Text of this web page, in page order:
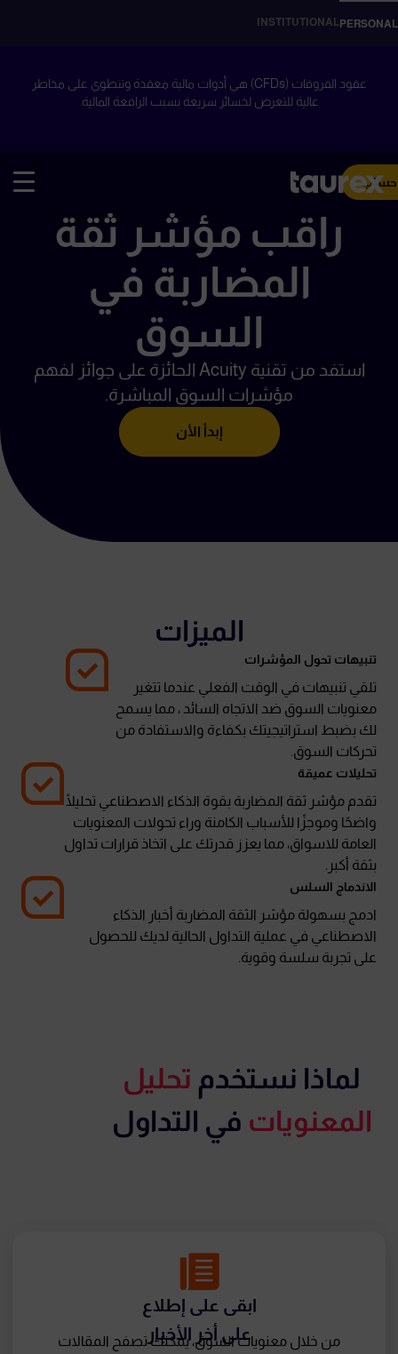
PERSONAL
INSTITUTIONAL
عقود الفروقات (CFDs) هي أدوات مالية معقدة وتنطوي على مخاطر
عالية للتعرض لخسائر سريعة بسبب الرافعة المالية.
حساب
راقب مؤشر ثقة
المضاربة في
السوق
استفد من تقنية Acuity الحائزة على جوائز لفهم
مؤشرات السوق المباشرة.
إبدأ الأن
الميزات
تنبيهات تحول المؤشرات
تلقي تنبيهات في الوقت الفعلي عندما تتغير
معنويات السوق ضد الاتجاه السائد ، مما يسمح
لك بضبط استراتيجيتك بكفاءة والاستفادة من
تحركات السوق.
تحليلات عميقة
تقدم مؤشر ثقة المضاربة بقوة الذكاء الاصطناعي تحليلًا
واضحًا وموجزًا ​​للأسباب الكامنة وراء تحولات المعنويات
العامة للاسواق، مما يعزز قدرتك على اتخاذ قرارات تداول
بثقة أكبر.
الاندماج السلس
ادمج بسهولة مؤشر الثقة المضاربة أخبار الذكاء
الاصطناعي في عملية التداول الحالية لديك للحصول
على تجربة سلسة وقوية.
لماذا نستخدم تحليل
المعنويات​ في التداول
ابقى على إطلاع
على أخر الأخبار
من خلال معنويات السوق، يمكنك تصفح المقالات